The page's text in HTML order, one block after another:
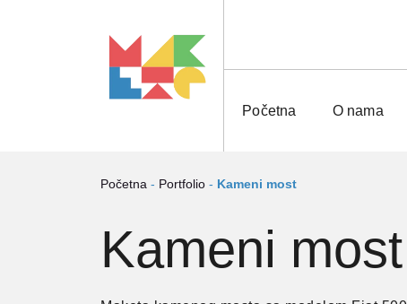
Početna O nama
Početna - Portfolio - Kameni most
Kameni most